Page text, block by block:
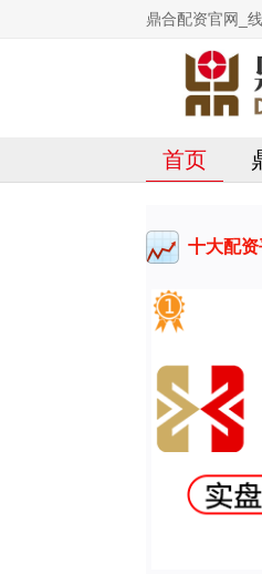
鼎合配资官网_
首页
十大配